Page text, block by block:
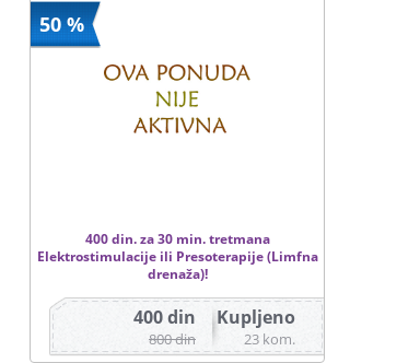
50 %
400 din. za 30 min. tretmana
Elektrostimulacije ili Presoterapije (Limfna
drenaža)!
Kupljeno
23 kom.
400 din
800 din